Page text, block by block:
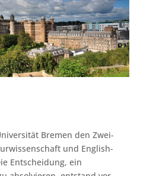
Bremen den Zwei-
und English-
Entscheidung, ein